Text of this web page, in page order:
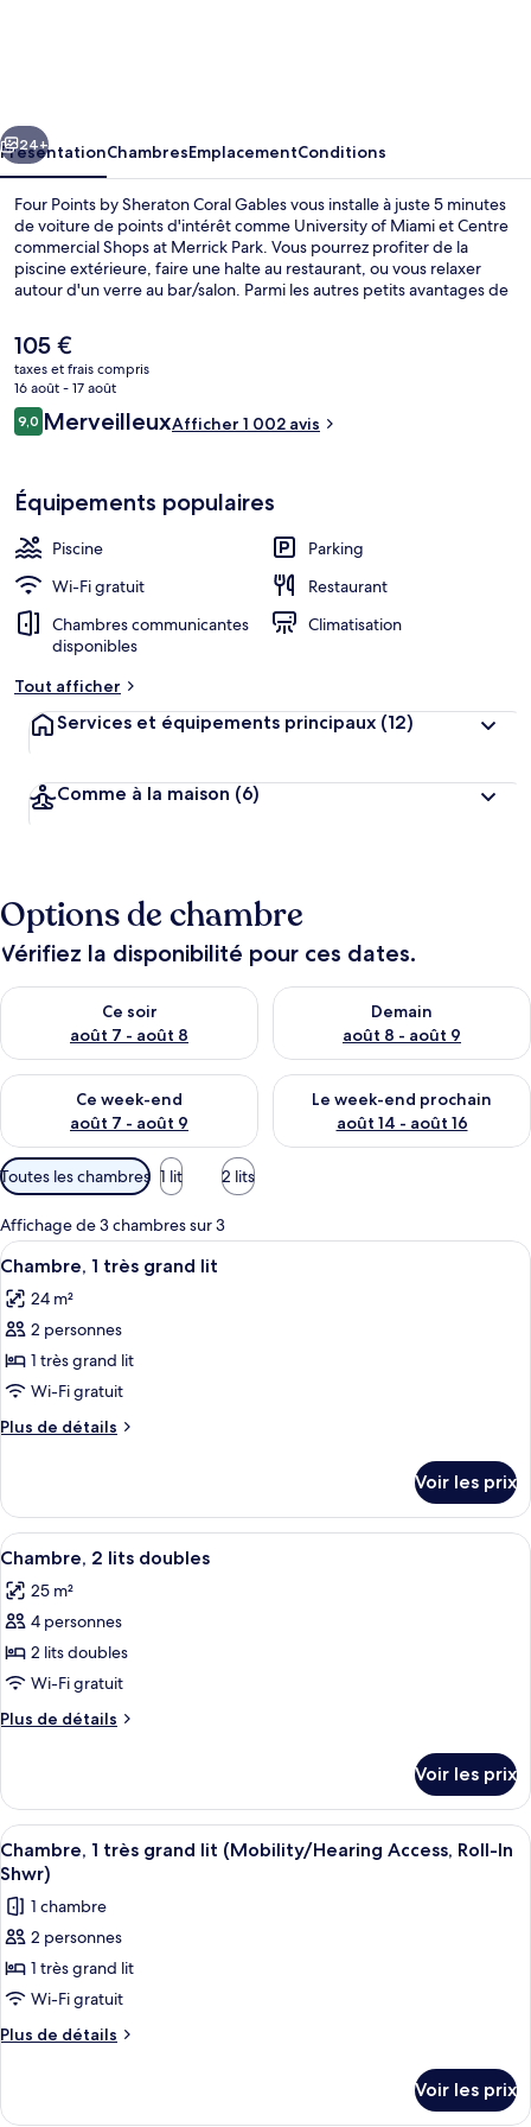
Coral
Gables
Suivant
24+
PrésentationChambresEmplacementConditions
Four Points by Sheraton Coral Gables vous installe à juste 5 minutes
de voiture de points d'intérêt comme University of Miami et Centre
commercial Shops at Merrick Park. Vous pourrez profiter de la
piscine extérieure, faire une halte au restaurant, ou vous relaxer
autour d'un verre au bar/salon. Parmi les autres petits avantages de
fitness ouverte 24 h/24, et une salle de fitness. Les autres voyageurs
ne disent que du bien en ce qui concerne le personnel attentionné.
Les transports publics sont tout proches. Station de métro Douglas
Road se situe à seulement 7 min à pied.
Le
prix
actuel
est
de
105 €
taxes et frais compris
16 août - 17 août
Avis
voyageurs
9,09,0 sur 10
MerveilleuxAfficher 1 002 avis
Équipements populaires
Piscine
Parking
Wi-Fi gratuit
Restaurant
Chambres communicantes
disponibles
Climatisation
Tout afficher
Services et équipements principaux (12)
Comme à la maison (6)
Options de chambre
Vérifiez la disponibilité pour ces dates.
Ce soir
août 7 - août 8
Vérifier la disponibilité pour ce soir août 7 - août 8
Demain
août 8 - août 9
Vérifier la disponibilité pour
Ce week-end
août 7 - août 9
Vérifier la disponibilité pour ce week-end août 7 - août 9
Le week-end prochain
août 14 - août 16
Vérifier la disponibilité pour
Filtres
disponibles
pour
les
chambres
Toutes les chambres 1 lit 2 lits
Affichage de 3 chambres sur 3
Afficher
toutes
les
photos
pour
ce
type
de
Chambre,
très
grand
lit
Une chambre d’hôtel équipée d’un
8
Chambre, 1 très grand lit
24 m²
2 personnes
1 très grand lit
Wi-Fi gratuit
Plus de détails
Plus
le
type
de
Chambre,
grand
lit
Voir les prix
Afficher
toutes
les
photos
pour
ce
type
de
Chambre,
lits
doubles
Une chambre d’hôtel avec deux lits,
6
Chambre, 2 lits doubles
25 m²
4 personnes
2 lits doubles
Wi-Fi gratuit
Plus de détails
Plus
le
type
de
chambre
Chambre,
2
lits
doubles
Voir les prix
Afficher
toutes
les
photos
pour
ce
type
de
1
Une chambre d’hôtel équipée d’un
6
Chambre, 1 très grand lit (Mobility/Hearing Access, Roll-In
Shwr)
1 chambre
2 personnes
1 très grand lit
Wi-Fi gratuit
Plus de détails
Plus
le
Voir les prix